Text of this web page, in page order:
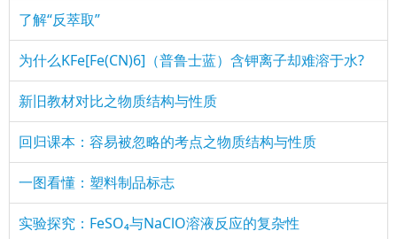
了解“反萃取”
为什么KFe[Fe(CN)6]（普鲁士蓝）含钾离子却难溶于水?
新旧教材对比之物质结构与性质
回归课本：容易被忽略的考点之物质结构与性质
一图看懂：塑料制品标志
实验探究：FeSO₄与NaClO溶液反应的复杂性